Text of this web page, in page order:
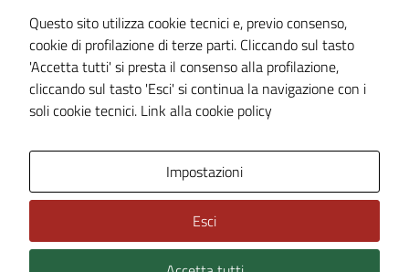
Cookie Policy
Note legali
Dichiarazione di accessibilità
Piano di miglioramento del sito
Questo sito utilizza cookie tecnici e, previo consenso,
cookie di profilazione di terze parti. Cliccando sul tasto
'Accetta tutti' si presta il consenso alla profilazione,
cliccando sul tasto 'Esci' si continua la navigazione con i
soli cookie tecnici. Link alla cookie policy
Impostazioni
Esci